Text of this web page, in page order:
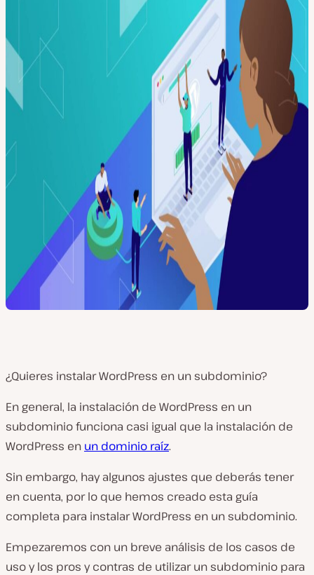
¿Quieres instalar WordPress en un subdominio?
En general, la instalación de WordPress en un
subdominio funciona casi igual que la instalación de
WordPress en un dominio raíz.
Sin embargo, hay algunos ajustes que deberás tener
en cuenta, por lo que hemos creado esta guía
completa para instalar WordPress en un subdominio.
Empezaremos con un breve análisis de los casos de
uso y los pros y contras de utilizar un subdominio para